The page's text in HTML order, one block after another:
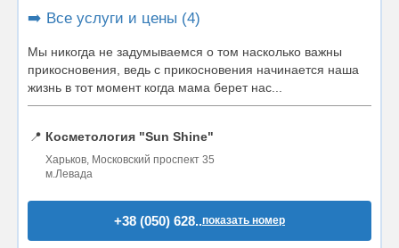
➡️ Все услуги и цены (4)
Мы никогда не задумываемся о том насколько важны
прикосновения, ведь с прикосновения начинается наша
жизнь в тот момент когда мама берет нас...
📍 Косметология "Sun Shine"
Харьков, Московский проспект 35
м.Левада
+38 (050) 628..показать номер